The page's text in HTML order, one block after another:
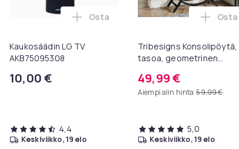
Kaukosäädin LG TV
AKB75095308
10,00 €
Lisää Kaukosäädin LG TV
Osta
4,4
keskiviikko, 19 elo
Tribesigns Konsolipöytä,
tasoa, geometrinen
cm, eteispöytä,
sohvapöytä
49,99 €
Aiempi alin hinta 59,99 €
Osta
5,0
keskiviikko, 19 elo